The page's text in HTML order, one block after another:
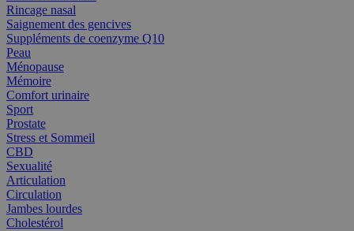
Rincage nasal
Saignement des gencives
Suppléments de coenzyme Q10
Peau
Ménopause
Mémoire
Comfort urinaire
Sport
Prostate
Stress et Sommeil
CBD
Sexualité
Articulation
Circulation
Jambes lourdes
Cholestérol